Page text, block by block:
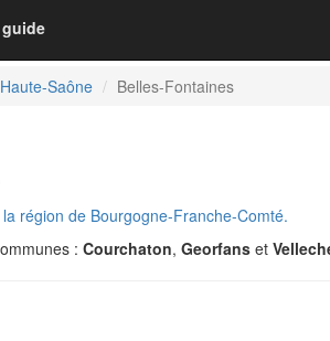
guide
Saône Belles-Fontaines
la région de Bourgogne-Franche-Comté.
: Courchaton, Georfans et